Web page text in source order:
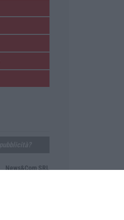
News&Com SRL